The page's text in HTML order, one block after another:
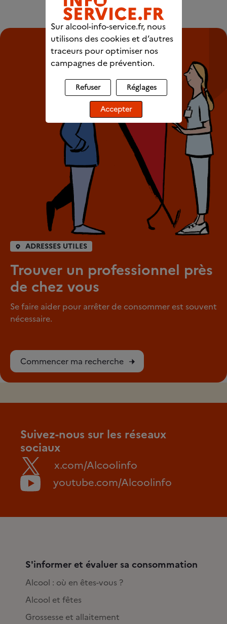
ADRESSES UTILES
Trouver un professionnel près
de chez vous
Se faire aider pour arrêter de consommer est souvent
nécessaire.
Commencer ma recherche
Suivez-nous sur les réseaux
sociaux
x.com/Alcoolinfo
youtube.com/Alcoolinfo
S'informer et évaluer sa consommation
Alcool : où en êtes-vous ?
Alcool et fêtes
Grossesse et allaitement
Sur alcool-info-service.fr, nous
utilisons des cookies et d’autres
traceurs pour optimiser nos
campagnes de prévention.
Refuser Réglages
Accepter